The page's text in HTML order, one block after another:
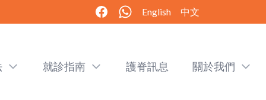
English 中文
就診指南 護脊訊息 關於我們